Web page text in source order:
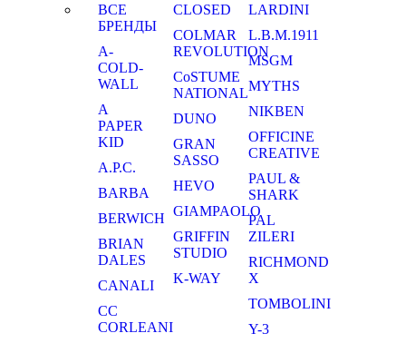
ВСЕ
БРЕНДЫ
A-
COLD-
WALL
A
PAPER
KID
A.P.C.
BARBA
BERWICH
BRIAN
DALES
CANALI
CC
CORLEANI
CLOSED
COLMAR
REVOLUTION
CoSTUME
NATIONAL
DUNO
GRAN
SASSO
HEVO
GIAMPAOLO
GRIFFIN
STUDIO
K-WAY
LARDINI
L.B.M.1911
MSGM
MYTHS
NIKBEN
OFFICINE
CREATIVE
PAUL &
SHARK
PAL
ZILERI
RICHMOND
X
TOMBOLINI
Y-3